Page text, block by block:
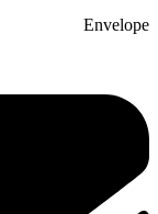
Envelope